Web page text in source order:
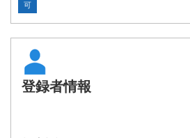
可
登録者情報